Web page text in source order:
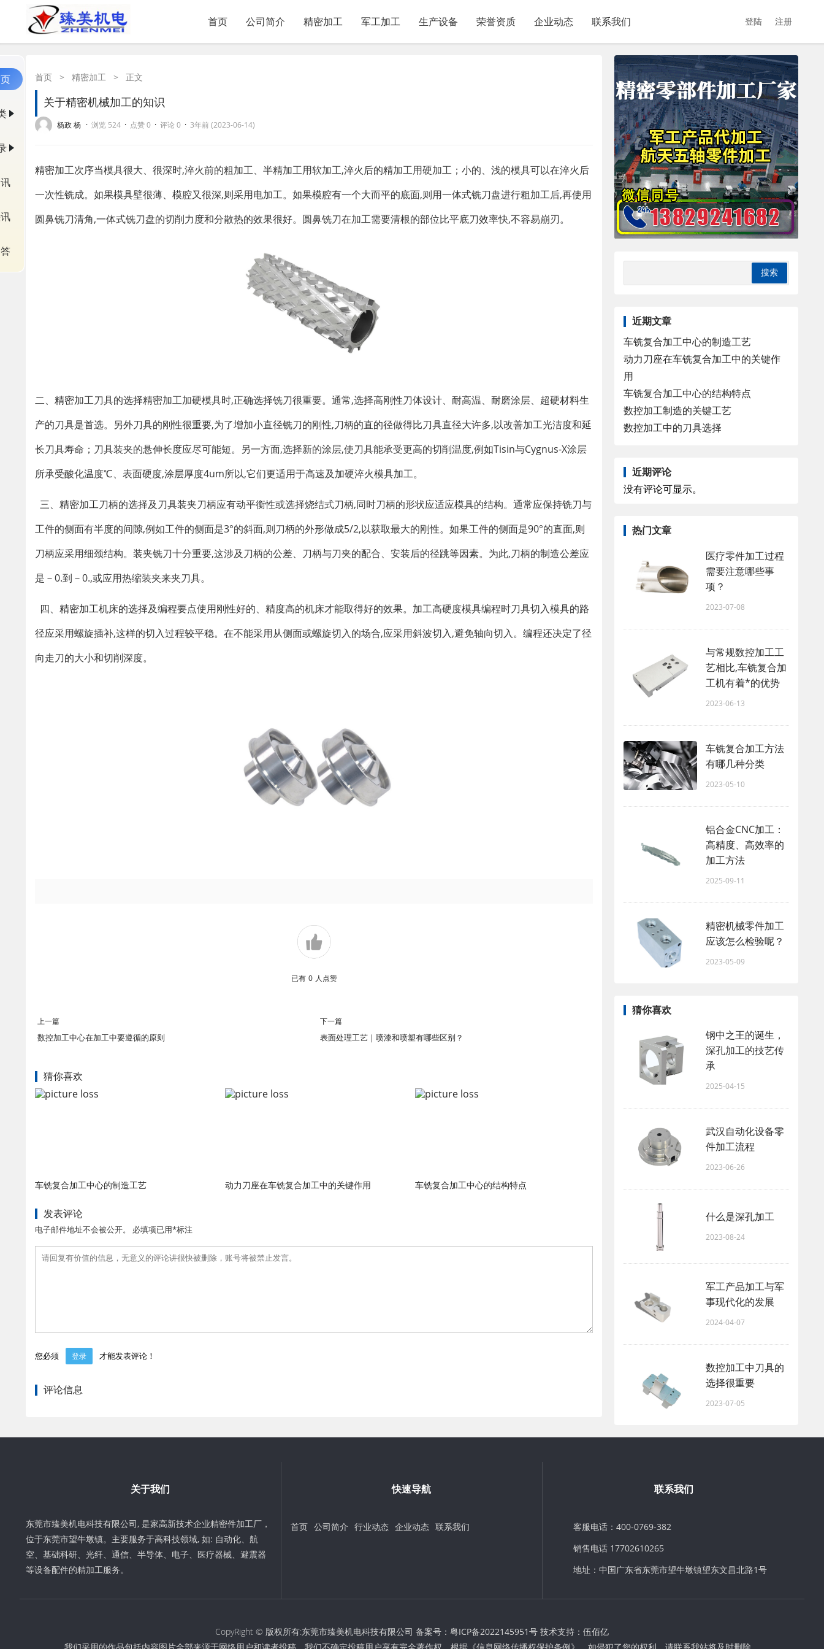
首页 公司简介 精密加工 军工加工 生产设备 荣誉资质 企业动态 联系我们 登陆 注册
首页 > 精密加工 > 正文
关于精密机械加工的知识
杨政 杨 · 浏览 524 · 点赞 0 · 评论 0 · 3年前 (2023-06-14)
精密加工次序当模具很大、很深时,淬火前的粗加工、半精加工用软加工,淬火后的精加工用硬加工；小的、浅的模具可以在淬火后
一次性铣成。如果模具壁很薄、模腔又很深,则采用电加工。如果模腔有一个大而平的底面,则用一体式铣刀盘进行粗加工后,再使用
圆鼻铣刀清角,一体式铣刀盘的切削力度和分散热的效果很好。圆鼻铣刀在加工需要清根的部位比平底刀效率快,不容易崩刃。
二、 精密加工刀具的选择精密加工加硬模具时,正确选择铣刀很重要。通常,选择高刚性刀体设计、耐高温、耐磨涂层、超硬材料生
产的刀具是首选。另外刀具的刚性很重要,为了增加小直径铣刀的刚性,刀柄的直的径做得比刀具直径大许多,以改善加工光洁度和延
长刀具寿命；刀具装夹的悬伸长度应尽可能短。另一方面,选择新的涂层,使刀具能承受更高的切削温度,例如Tisin与Cygnus-X涂层
所承受酸化温度℃、表面硬度,涂层厚度4um所以,它们更适用于高速及加硬淬火模具加工。
三、 精密加工刀柄的选择及刀具装夹刀柄应有动平衡性或选择烧结式刀柄,同时刀柄的形状应适应模具的结构。通常应保持铣刀与
工件的侧面有半度的间隙,例如工件的侧面是3°的斜面,则刀柄的外形做成5/2,以获取最大的刚性。如果工件的侧面是90°的直面,则
刀柄应采用细颈结构。装夹铣刀十分重要,这涉及刀柄的公差、刀柄与刀夹的配合、安装后的径跳等因素。为此,刀柄的制造公差应
是－0.到－0.,或应用热缩装夹来夹刀具。
四、 精密加工机床的选择及编程要点使用刚性好的、精度高的机床才能取得好的效果。加工高硬度模具编程时刀具切入模具的路
径应采用螺旋插补,这样的切入过程较平稳。在不能采用从侧面或螺旋切入的场合,应采用斜波切入,避免轴向切入。编程还决定了径
向走刀的大小和切削深度。
已有 0 人点赞
上一篇
​数控加工中心在加工中要遵循的原则
下一篇
表面处理工艺｜喷漆和喷塑有哪些区别？
猜你喜欢
车铣复合加工中心的制造工艺 动力刀座在车铣复合加工中的关键作用 车铣复合加工中心的结构特点
发表评论
电子邮件地址不会被公开。 必填项已用*标注
您必须 登录 才能发表评论！
评论信息
近期文章
车铣复合加工中心的制造工艺
动力刀座在车铣复合加工中的关键作
用
车铣复合加工中心的结构特点
数控加工制造的关键工艺
数控加工中的刀具选择
近期评论
没有评论可显示。
热门文章
医疗零件加工过程
需要注意哪些事
项？
2023-07-08
与常规数控加工工
艺相比,车铣复合加
工机有着*的优势
2023-06-13
车铣复合加工方法
有哪几种分类
2023-05-10
铝合金CNC加工：
高精度、高效率的
加工方法
2025-09-11
精密机械零件加工
应该怎么检验呢？
2023-05-09
猜你喜欢
钢中之王的诞生，
深孔加工的技艺传
承
2025-04-15
武汉自动化设备零
件加工流程
2023-06-26
什么是深孔加工
2023-08-24
军工产品加工与军
事现代化的发展
2024-04-07
数控加工中刀具的
选择很重要
2023-07-05
关于我们
东莞市臻美机电科技有限公司, 是家高新技术企业精密件加工厂，
位于东莞市望牛墩镇。主要服务于高科技领域, 如: 自动化、航
空、基础科研、光纤、通信、半导体、电子、医疗器械、避震器
等设备配件的精加工服务。
快速导航
首页 公司简介 行业动态 企业动态 联系我们
联系我们
客服电话：400-0769-382
销售电话 17702610265
地址：中国广东省东莞市望牛墩镇望东文昌北路1号
CopyRight © 版权所有:东莞市臻美机电科技有限公司 备案号： 粤ICP备2022145951号 技术支持： 伍佰亿